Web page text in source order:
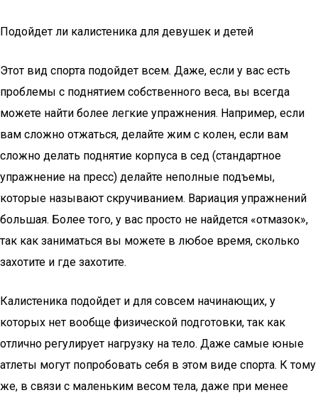
Подойдет ли калистеника для девушек и детей
Этот вид спорта подойдет всем. Даже, если у вас есть
проблемы с поднятием собственного веса, вы всегда
можете найти более легкие упражнения. Например, если
вам сложно отжаться, делайте жим с колен, если вам
сложно делать поднятие корпуса в сед (стандартное
упражнение на пресс) делайте неполные подъемы,
которые называют скручиванием. Вариация упражнений
большая. Более того, у вас просто не найдется «отмазок»,
так как заниматься вы можете в любое время, сколько
захотите и где захотите.
Калистеника подойдет и для совсем начинающих, у
которых нет вообще физической подготовки, так как
отлично регулирует нагрузку на тело. Даже самые юные
атлеты могут попробовать себя в этом виде спорта. К тому
же, в связи с маленьким весом тела, даже при менее